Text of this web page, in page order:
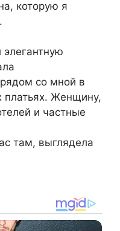
которую я
со мной в
платьях. Женщину,
и частные
там, выглядела